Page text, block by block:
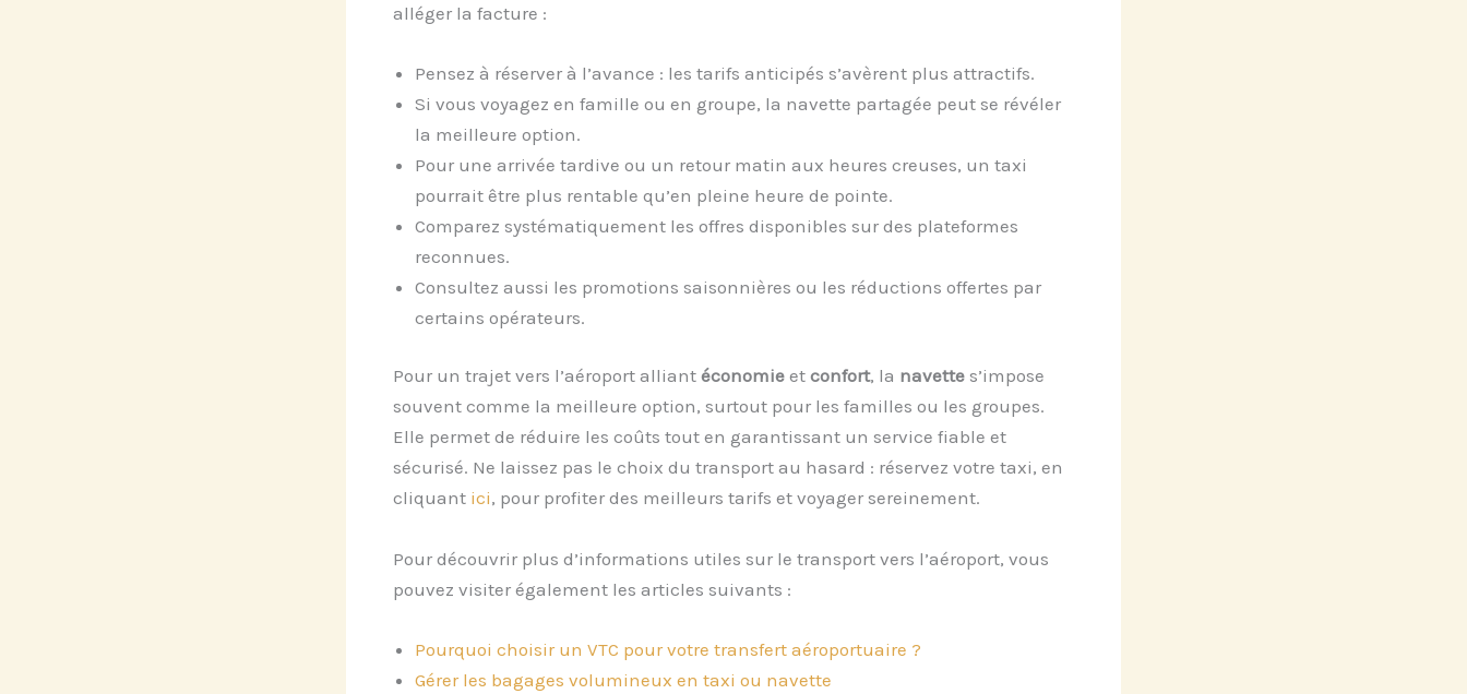
alléger la facture :
Pensez à réserver à l’avance : les tarifs anticipés s’avèrent plus attractifs.
Si vous voyagez en famille ou en groupe, la navette partagée peut se révéler
la meilleure option.
Pour une arrivée tardive ou un retour matin aux heures creuses, un taxi
pourrait être plus rentable qu’en pleine heure de pointe.
Comparez systématiquement les offres disponibles sur des plateformes
reconnues.
Consultez aussi les promotions saisonnières ou les réductions offertes par
certains opérateurs.
Pour un trajet vers l’aéroport alliant économieet confort, la navettes’impose
souvent comme la meilleure option, surtout pour les familles ou les groupes.
Elle permet de réduire les coûts tout en garantissant un service fiable et
sécurisé. Ne laissez pas le choix du transport au hasard : réservez votre taxi, en
cliquant ici, pour profiter des meilleurs tarifs et voyager sereinement.
Pour découvrir plus d’informations utiles sur le transport vers l’aéroport, vous
pouvez visiter également les articles suivants :
Pourquoi choisir un VTC pour votre transfert aéroportuaire ?
Gérer les bagages volumineux en taxi ou navette